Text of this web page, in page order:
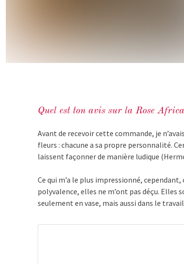
Quel est ton avis sur la Rose
Avant de recevoir cette commande, je
fleurs : chacune a sa propre personnalité.
laissent façonner de manière ludique
Ce qui m’a le plus impressionné,
polyvalence, elles ne m’ont pas déçu.
seulement en vase, mais aussi dans le